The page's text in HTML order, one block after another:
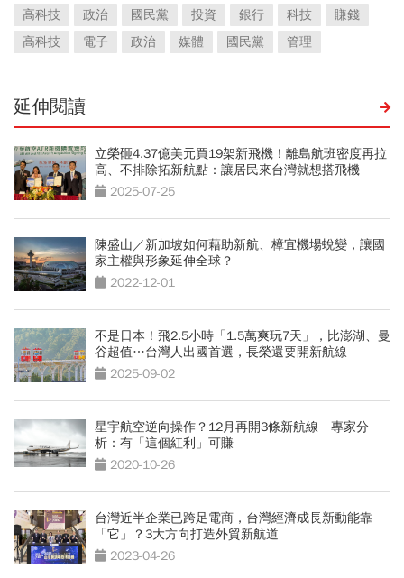
高科技
政治 國民黨 投資 銀行 科技
賺錢
高科技
電子 政治 媒體 國民黨 管理
延伸閱讀
立榮砸4.37億美元買19架新飛機！離島航班密度再拉
高、不排除拓新航點：讓居民來台灣就想搭飛機
2025-07-25
陳盛山／新加坡如何藉助新航、樟宜機場蛻變，讓國
家主權與形象延伸全球？
2022-12-01
不是日本！飛2.5小時「1.5萬爽玩7天」，比澎湖、曼
谷超值…台灣人出國首選，長榮還要開新航線
2025-09-02
星宇航空逆向操作？12月再開3條新航線 專家分
析：有「這個紅利」可賺
2020-10-26
台灣近半企業已跨足電商，台灣經濟成長新動能靠
「它」？3大方向打造外貿新航道
2023-04-26